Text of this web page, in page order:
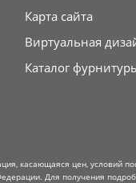
Карта сайта
Виртуальная
Каталог
касающаяся цен, условий
Для получения